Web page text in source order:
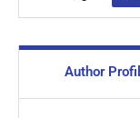
Author